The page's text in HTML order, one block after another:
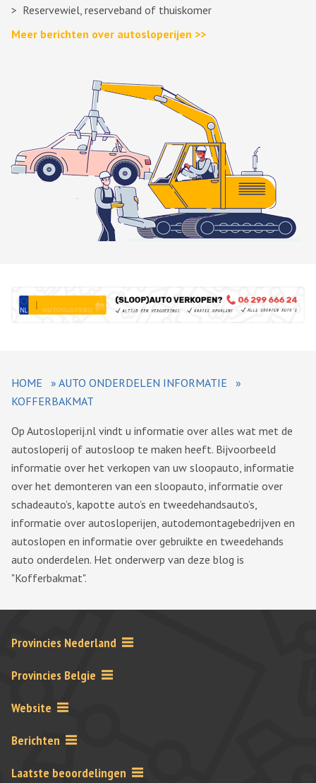
Reservewiel, reserveband of thuiskomer
Meer berichten over autosloperijen >>
HOME » AUTO ONDERDELEN INFORMATIE
»
KOFFERBAKMAT
Op Autosloperij.nl vindt u informatie over alles wat met de
autosloperij of autosloop te maken heeft. Bijvoorbeeld
informatie over het verkopen van uw sloopauto, informatie
over het demonteren van een sloopauto, informatie over
schadeauto’s, kapotte auto’s en tweedehandsauto’s,
informatie over autosloperijen, autodemontagebedrijven en
autoslopen en informatie over gebruikte en tweedehands
auto onderdelen. Het onderwerp van deze blog is
"Kofferbakmat".
Provincies Nederland
Provincies Belgie
Website
Berichten
Laatste beoordelingen